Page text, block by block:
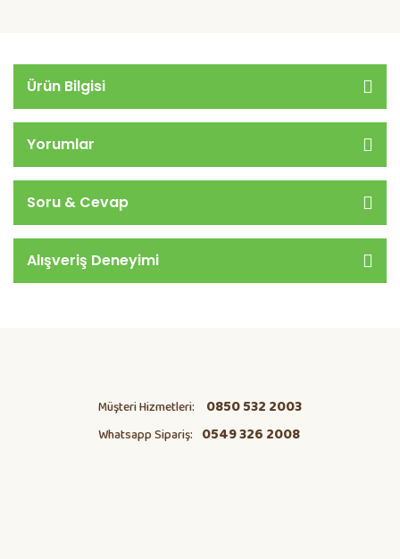
Ürün Bilgisi
Yorumlar
Soru & Cevap
Alışveriş Deneyimi
Müşteri Hizmetleri: 0850 532 2003
Whatsapp Sipariş: 0549 326 2008